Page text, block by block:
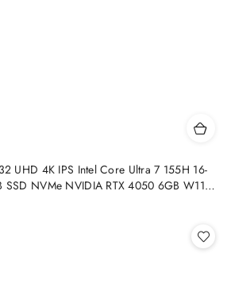
UHD 4K IPS Intel Core Ultra 7 155H 16-
SSD NVMe NVIDIA RTX 4050 6GB W11